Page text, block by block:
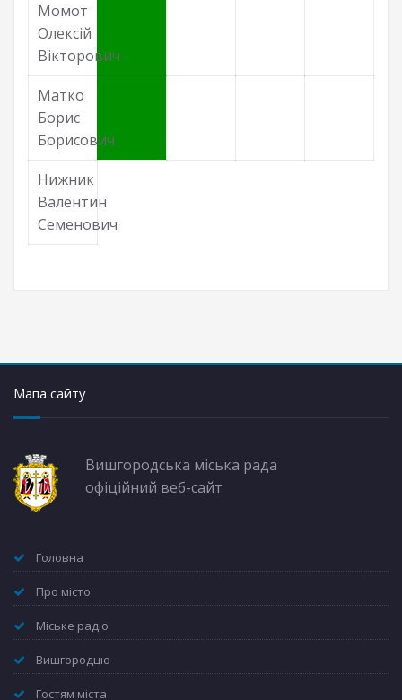
Момот
Олексій
Вікторович
Матко
Борис
Борисович
Нижник
Валентин
Семенович
Мапа сайту
Вишгородська міська рада
офіційний веб-сайт
Головна
Про місто
Міське радіо
Вишгородцю
Гостям міста